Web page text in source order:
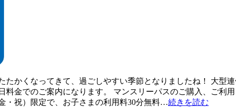
たかくなってきて、過ごしやすい季節となりましたね！ 大型
料金でのご案内になります。 マンスリーパスのご購入、ご
・祝）限定で、お子さまの利用料30分無料…続きを読む